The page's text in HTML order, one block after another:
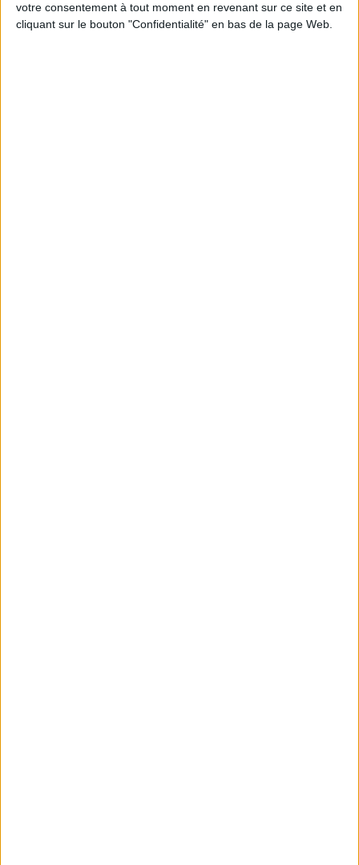
votre consentement à tout moment en revenant sur ce site et en
cliquant sur le bouton "Confidentialité" en bas de la page Web.